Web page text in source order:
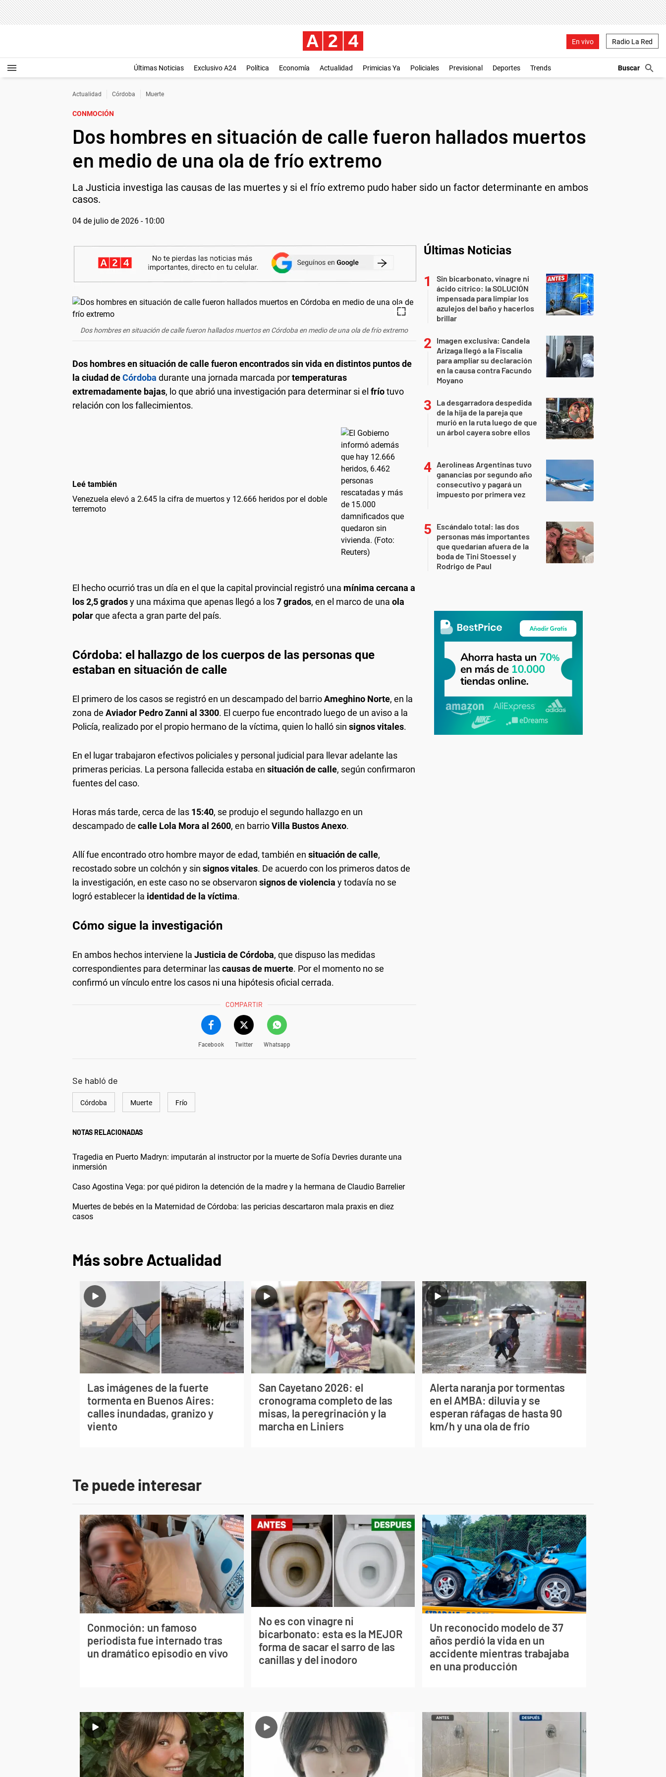
En vivo Radio La Red
Últimas Noticias Exclusivo A24 Política Economía Actualidad Primicias Ya Policiales Previsional Deportes Trends
Actualidad Córdoba Muerte
CONMOCIÓN
Dos hombres en situación de calle fueron hallados muertos
en medio de una ola de frío extremo
La Justicia investiga las causas de las muertes y si el frío extremo pudo haber sido un factor determinante en ambos
casos.
04 de julio de 2026 - 10:00
Dos hombres en situación de calle fueron hallados muertos en Córdoba en medio de una ola de frío extremo
Dos hombres en situación de calle fueron encontrados sin vida en distintos puntos de
la ciudad deCórdoba durante una jornada marcada portemperaturas
extremadamente bajas, lo que abrió una investigación para determinar si el fríotuvo
relación con los fallecimientos.
Leé también
Venezuela elevó a 2.645 la cifra de muertos y 12.666 heridos por el doble
terremoto
El hecho ocurrió tras un día en el que la capital provincial registró una mínima cercana a
los 2,5 gradosy una máxima que apenas llegó a los7 grados, en el marco de una ola
polarque afecta a gran parte del país.
Córdoba: el hallazgo de los cuerpos de las personas que
estaban en situación de calle
El primero de los casos se registró en un descampado del barrioAmeghino Norte, en la
zona de Aviador Pedro Zanni al 3300. El cuerpo fue encontrado luego de un aviso a la
Policía, realizado por el propio hermano de la víctima, quien lo halló sin signos vitales.
En el lugar trabajaron efectivos policiales y personal judicial para llevar adelante las
primeras pericias. La persona fallecida estaba en situación de calle, según confirmaron
fuentes del caso.
Horas más tarde, cerca de las 15:40, se produjo el segundo hallazgo en un
descampado de calle Lola Mora al 2600, en barrioVilla Bustos Anexo.
Allí fue encontrado otro hombre mayor de edad, también en situación de calle,
recostado sobre un colchón y sin signos vitales. De acuerdo con los primeros datos de
la investigación, en este caso no se observaron signos de violencia y todavía no se
logró establecer la identidad de la víctima.
Cómo sigue la investigación
En ambos hechos interviene la Justicia de Córdoba, que dispuso las medidas
correspondientes para determinar lascausas de muerte. Por el momento no se
confirmó un vínculo entre los casos ni una hipótesis oficial cerrada.
COMPARTIR
Facebook Twitter Whatsapp
Se habló de
Córdoba Muerte Frío
NOTAS RELACIONADAS
Tragedia en Puerto Madryn: imputarán al instructor por la muerte de Sofía Devries durante una
inmersión
Caso Agostina Vega: por qué pidiron la detención de la madre y la hermana de Claudio Barrelier
Muertes de bebés en la Maternidad de Córdoba: las pericias descartaron mala praxis en diez
casos
Últimas Noticias
Sin bicarbonato, vinagre ni
ácido cítrico: la SOLUCIÓN
impensada para limpiar los
azulejos del baño y hacerlos
brillar
Imagen exclusiva: Candela
Arizaga llegó a la Fiscalía
para ampliar su declaración
en la causa contra Facundo
Moyano
La desgarradora despedida
de la hija de la pareja que
murió en la ruta luego de que
un árbol cayera sobre ellos
Aerolíneas Argentinas tuvo
ganancias por segundo año
consecutivo y pagará un
impuesto por primera vez
Escándalo total: las dos
personas más importantes
que quedarían afuera de la
boda de Tini Stoessel y
Rodrigo de Paul
Más sobre Actualidad
Las imágenes de la fuerte
tormenta en Buenos Aires:
calles inundadas, granizo y
viento
San Cayetano 2026: el
cronograma completo de las
misas, la peregrinación y la
marcha en Liniers
Alerta naranja por tormentas
en el AMBA: diluvia y se
esperan ráfagas de hasta 90
km/h y una ola de frío
Te puede interesar
Conmoción: un famoso
periodista fue internado tras
un dramático episodio en vivo
No es con vinagre ni
bicarbonato: esta es la MEJOR
forma de sacar el sarro de las
canillas y del inodoro
Un reconocido modelo de 37
años perdió la vida en un
accidente mientras trabajaba
en una producción